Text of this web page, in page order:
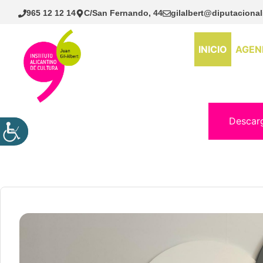
Saltar
965 12 12 14 C/San Fernando, 44
INICIO